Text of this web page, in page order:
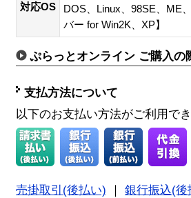
対応OS
DOS、Linux、98SE、ME
バー for Win2K、XP】
ぷらっとオンライン ご購入の
支払方法について
以下のお支払い方法がご利用で
売掛取引(後払い)
銀行振込(後